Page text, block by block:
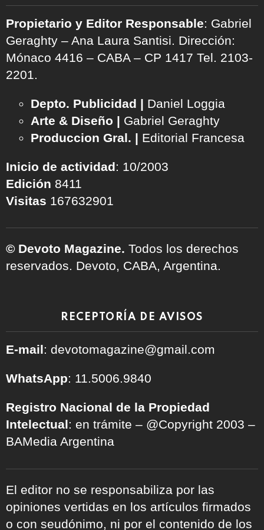
Propietario y Editor Responsable: Gabriel
Geraghty – Ana Laura Santisi. Dirección:
Mónaco 4416 – CABA – CP 1417 Tel. 2103-
2201.
Depto. Publicidad | Daniel Loggia
Arte & Diseño | Gabriel Geraghty
Produccion Gral. | Editorial Francesa
Inicio de actividad: 10/2003
Edición 8411
Visitas 167632901
© Devoto Magazine. Todos los derechos
reservados. Devoto, CABA, Argentina.
RECEPTORÍA DE AVISOS
E-mail: devotomagazine@gmail.com
WhatsApp: 11.5006.9840
Registro Nacional de la Propiedad
Intelectual: en trámite – @Copyright 2003 –
BAMedia Argentina
El editor no se responsabiliza por las
opiniones vertidas en los artículos firmados
o con seudónimo, ni por el contenido de los